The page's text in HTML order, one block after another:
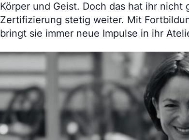
Körper und Geist. Doch das hat ihr
Zertifizierung stetig weiter. Mit
bringt sie immer neue Impulse in ihr